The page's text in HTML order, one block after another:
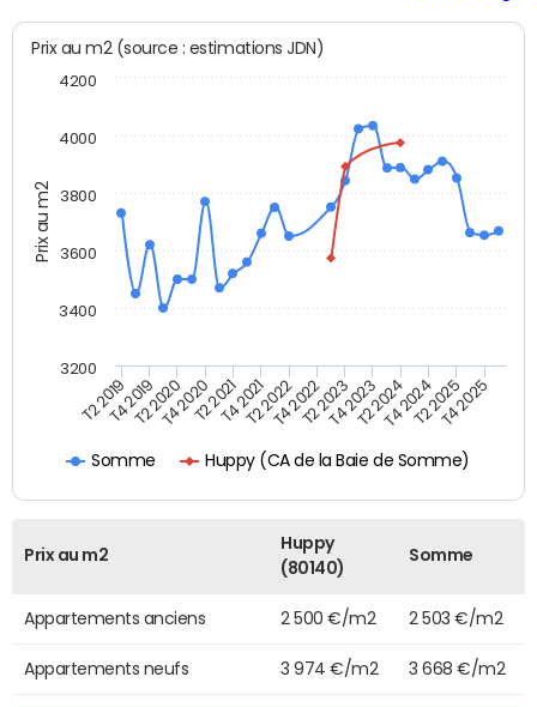
Prix au m2
Prix au m2 (source : estimations JDN)
Somme Huppy (CA de la Baie de Somme)
T2 2019T4 2019T2 2020T4 2020T2 2021T4 2021T2 2022T4 2022T2 2023T4 2023T2 2024T4 2024T2 2025T4 2025
3200
3400
3600
3800
4000
4200
Prix au m2
Huppy
(80140)
Somme
Appartements anciens 2 500 €/m2 2 503 €/m2
Appartements neufs 3 974 €/m2 3 668 €/m2